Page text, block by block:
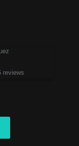
reviews